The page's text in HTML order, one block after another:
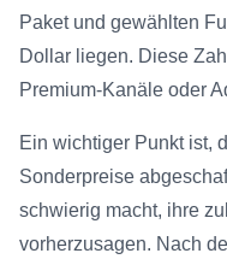
Paket und gewählten
Dollar liegen. Diese
Premium-Kanäle oder
Ein wichtiger Punkt ist,
Sonderpreise
schwierig macht, ihre
vorherzusagen. Nach